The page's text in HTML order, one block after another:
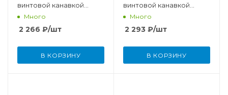
винтовой канавкой
M5x0,8 мм DIN371 HSSE-
Много
2 266 ₽/шт
В КОРЗИНУ
винтовой канавкой
M12x1,75 мм DIN376 HSSE-
Много
2 293 ₽/шт
В КОРЗИНУ